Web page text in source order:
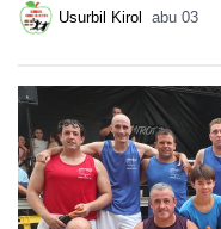
Usurbil Kirol abu 03